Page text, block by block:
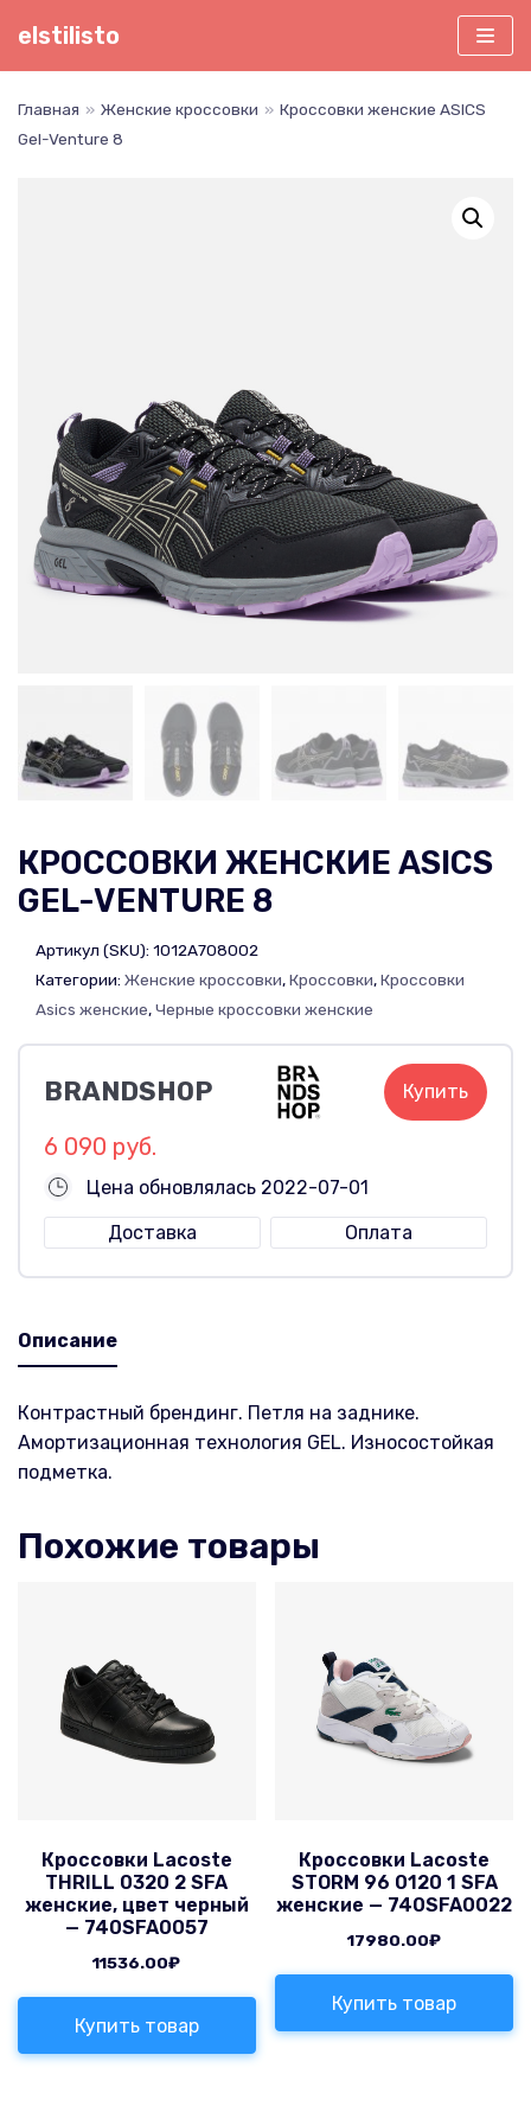
Перейти
elstilisto
Главная » Женские кроссовки » Кроссовки женские ASICS
Gel-Venture 8
КРОССОВКИ ЖЕНСКИЕ ASICS
GEL-VENTURE 8
Артикул (SKU): 1012A708002
Категории: Женские кроссовки,Кроссовки,Кроссовки
Asics женские,Черные кроссовки женские
BRANDSHOP Купить
6 090 руб.
Цена обновлялась 2022-07-01
Доставка
Оплата
Описание
Контрастный брендинг. Петля на заднике.
Амортизационная технология GEL. Износостойкая
подметка.
Похожие товары
Кроссовки Lacoste
THRILL 0320 2 SFA
женские, цвет черный
— 740SFA0057
11536.00₽
Купить товар
Кроссовки Lacoste
STORM 96 0120 1 SFA
женские — 740SFA0022
17980.00₽
Купить товар